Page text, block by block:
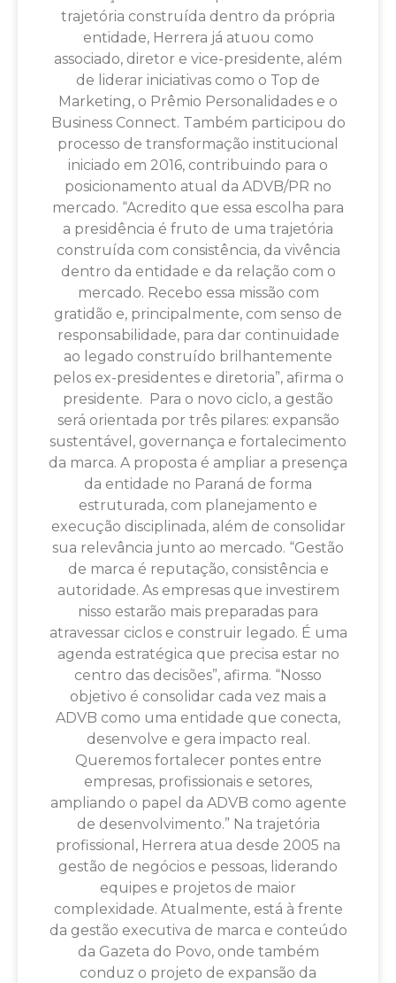
trajetória construída dentro da própria
entidade, Herrera já atuou como
associado, diretor e vice-presidente, além
de liderar iniciativas como o Top de
Marketing, o Prêmio Personalidades e o
Business Connect. Também participou do
processo de transformação institucional
iniciado em 2016, contribuindo para o
posicionamento atual da ADVB/PR no
mercado. “Acredito que essa escolha para
a presidência é fruto de uma trajetória
construída com consistência, da vivência
dentro da entidade e da relação com o
mercado. Recebo essa missão com
gratidão e, principalmente, com senso de
responsabilidade, para dar continuidade
ao legado construído brilhantemente
pelos ex-presidentes e diretoria”, afirma o
presidente. Para o novo ciclo, a gestão
será orientada por três pilares: expansão
sustentável, governança e fortalecimento
da marca. A proposta é ampliar a presença
da entidade no Paraná de forma
estruturada, com planejamento e
execução disciplinada, além de consolidar
sua relevância junto ao mercado. “Gestão
de marca é reputação, consistência e
autoridade. As empresas que investirem
nisso estarão mais preparadas para
atravessar ciclos e construir legado. É uma
agenda estratégica que precisa estar no
centro das decisões”, afirma. “Nosso
objetivo é consolidar cada vez mais a
ADVB como uma entidade que conecta,
desenvolve e gera impacto real.
Queremos fortalecer pontes entre
empresas, profissionais e setores,
ampliando o papel da ADVB como agente
de desenvolvimento.” Na trajetória
profissional, Herrera atua desde 2005 na
gestão de negócios e pessoas, liderando
equipes e projetos de maior
complexidade. Atualmente, está à frente
da gestão executiva de marca e conteúdo
da Gazeta do Povo, onde também
conduz o projeto de expansão da